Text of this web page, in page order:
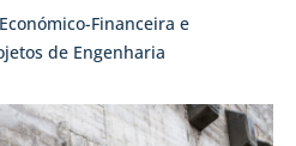
Financeira e
de Engenharia